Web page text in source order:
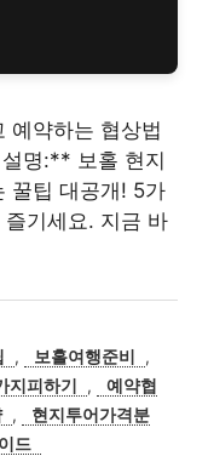
예약하는 협상법
명:** 보홀 현지
꿀팁 대공개! 5가
기세요. 지금 바
, 보홀여행준비
,
지피하기 ,
예약협
,
현지투어가격분
드